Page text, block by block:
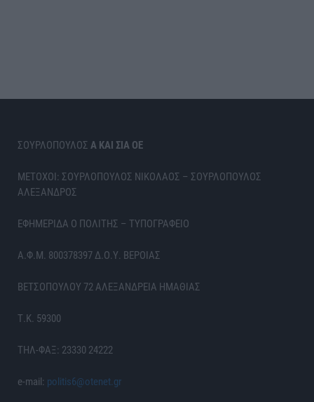
ΣΟΥΡΛΟΠΟΥΛΟΣ Α ΚΑΙ ΣΙΑ ΟΕ
ΜΕΤΟΧΟΙ: ΣΟΥΡΛΟΠΟΥΛΟΣ ΝΙΚΟΛΑΟΣ – ΣΟΥΡΛΟΠΟΥΛΟΣ
ΑΛΕΞΑΝΔΡΟΣ
ΕΦΗΜΕΡΙΔΑ Ο ΠΟΛΙΤΗΣ – ΤΥΠΟΓΡΑΦΕΙΟ
Α.Φ.Μ. 800378397 Δ.Ο.Υ. ΒΕΡΟΙΑΣ
ΒΕΤΣΟΠΟΥΛΟΥ 72 ΑΛΕΞΑΝΔΡΕΙΑ ΗΜΑΘΙΑΣ
Τ.Κ. 59300
ΤΗΛ-ΦΑΞ: 23330 24222
e-mail: politis6@otenet.gr